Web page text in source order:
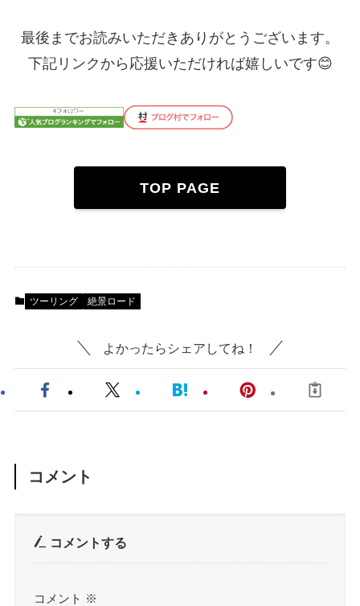
最後までお読みいただきありがとうございます。
下記リンクから応援いただければ嬉しいです😊
TOP PAGE
ツーリング 絶景ロード
よかったらシェアしてね！
コメント
コメントする
コメント ※